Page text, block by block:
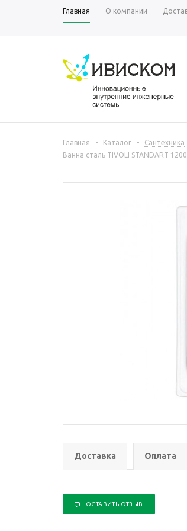
Главная О компании
Главная - Каталог - Сантехника
Ванна сталь TIVOLI STANDART
Доставка Оплата
ОСТАВИТЬ ОТЗЫВ